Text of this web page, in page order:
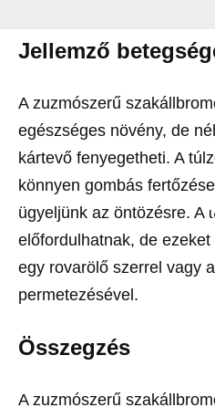
Jellemző
A zuzmószerű
egészséges növény, de
kártevő fenyegetheti. A
könnyen gombás
ügyeljünk az öntözésre. A
előfordulhatnak, de
egy rovarölő szerrel vagy
permetezésével.
Összegzés
A zuzmószerű